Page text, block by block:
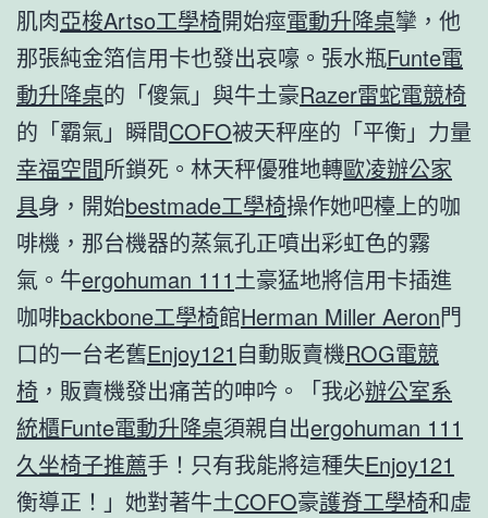
肌肉亞梭Artso工學椅開始痙電動升降桌攣，他
那張純金箔信用卡也發出哀嚎。張水瓶Funte電
動升降桌的「傻氣」與牛土豪Razer雷蛇電競椅
的「霸氣」瞬間COFO被天秤座的「平衡」力量
幸福空間所鎖死。林天秤優雅地轉歐凌辦公家
具身，開始bestmade工學椅操作她吧檯上的咖
啡機，那台機器的蒸氣孔正噴出彩虹色的霧
氣。牛ergohuman 111 土豪猛地將信用卡插進
咖啡backbone工學椅館Herman Miller Aeron門
口的一台老舊Enjoy121 自動販賣機ROG電競
椅 ，販賣機發出痛苦的呻吟。「我必辦公室系
統櫃Funte電動升降桌須親自出ergohuman 111
久坐椅子推薦手！只有我能將這種失Enjoy121
衡導正！」她對著牛土COFO豪護脊工學椅和虛